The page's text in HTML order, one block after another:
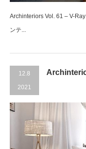
Archinteriors Vol. 61 – V-
ンテ...
12.8
2021